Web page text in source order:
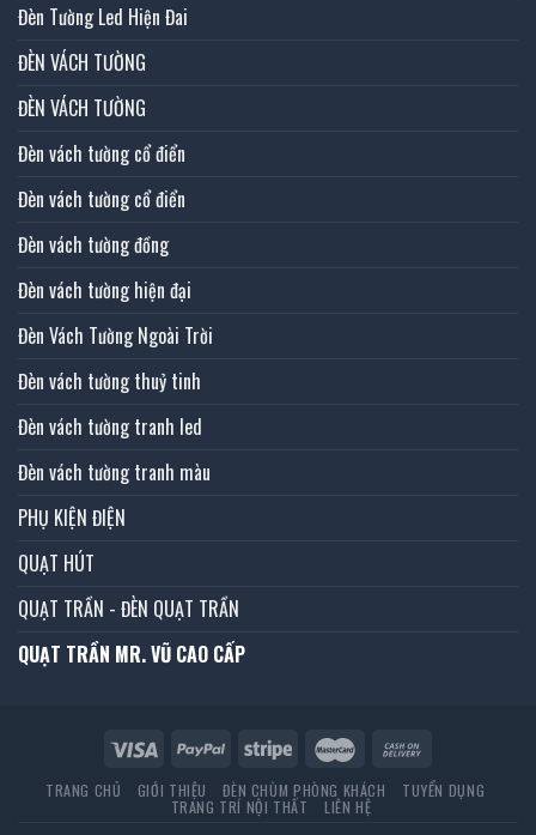
Đèn Tường Led Hiện Đai
ĐÈN VÁCH TƯỜNG
ĐÈN VÁCH TƯỜNG
Đèn vách tường cổ điển
Đèn vách tường cổ điển
Đèn vách tường đồng
Đèn vách tường hiện đại
Đèn Vách Tường Ngoài Trời
Đèn vách tường thuỷ tinh
Đèn vách tường tranh led
Đèn vách tường tranh màu
PHỤ KIỆN ĐIỆN
QUẠT HÚT
QUẠT TRẦN - ĐÈN QUẠT TRẦN
QUẠT TRẦN MR. VŨ CAO CẤP
TRANG CHỦ GIỚI THIỆU ĐÈN CHÙM PHÒNG KHÁCH TUYỂN DỤNG
TRANG TRÍ NỘI THẤT LIÊN HỆ